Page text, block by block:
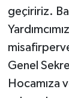
geçiririz.
Genel
Hocamıza